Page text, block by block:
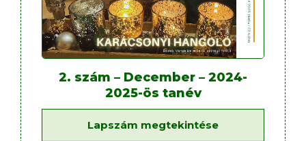
2. szám – December – 2024-
2025-ös tanév
Lapszám megtekintése